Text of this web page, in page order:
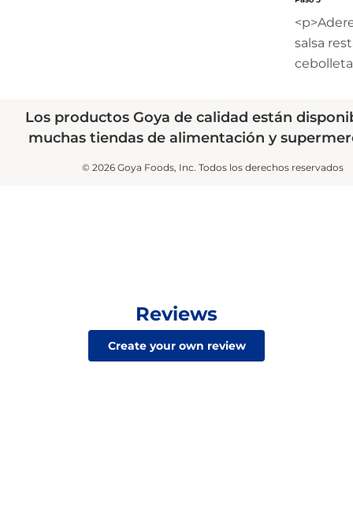
salsa
Los productos Goya de calidad están
muchas tiendas de alimentación y
© 2026 Goya Foods, Inc. Todos los derechos reservados
Reviews
Create your own review